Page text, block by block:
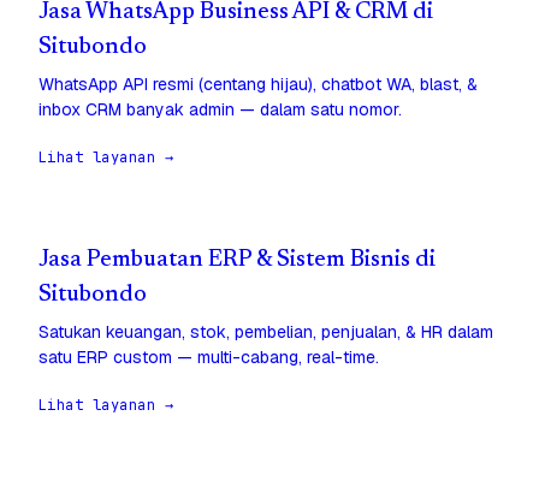
Jasa WhatsApp Business API & CRM di
Situbondo
WhatsApp API resmi (centang hijau), chatbot WA, blast, &
inbox CRM banyak admin — dalam satu nomor.
Lihat layanan →
Jasa Pembuatan ERP & Sistem Bisnis di
Situbondo
Satukan keuangan, stok, pembelian, penjualan, & HR dalam
satu ERP custom — multi-cabang, real-time.
Lihat layanan →